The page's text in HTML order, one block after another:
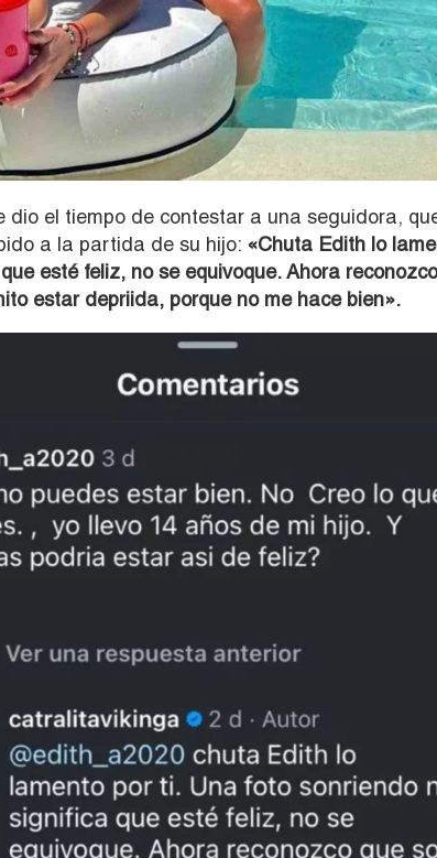
dio el tiempo de contestar a una seguidora,
a la partida de su hijo: «Chuta Edith lo
esté feliz, no se equivoque. Ahora
estar depriida, porque no me hace bien».